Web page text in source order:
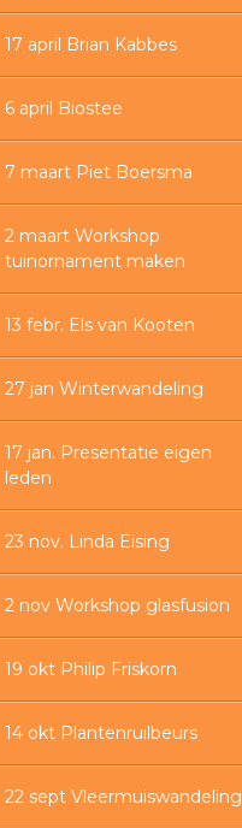
17 april Brian Kabbes
6 april Biostee
7 maart Piet Boersma
2 maart Workshop
tuinornament maken
13 febr. Els van Kooten
27 jan Winterwandeling
17 jan. Presentatie eigen
leden
23 nov. Linda Eising
2 nov Workshop glasfusion
19 okt Philip Friskorn
14 okt Plantenruilbeurs
22 sept Vleermuiswandeling